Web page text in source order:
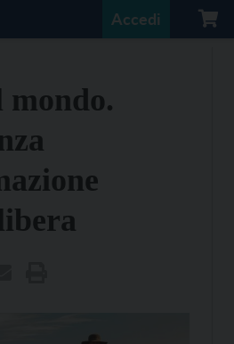
Accedi
mondo.